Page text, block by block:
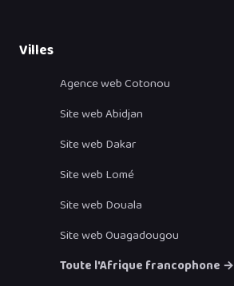
Villes
Agence web Cotonou
Site web Abidjan
Site web Dakar
Site web Lomé
Site web Douala
Site web Ouagadougou
Toute l'Afrique francophone →